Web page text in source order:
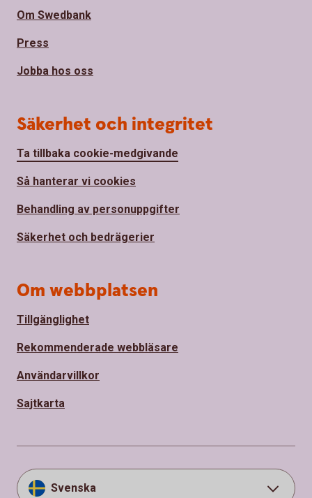
Om Swedbank
Press
Jobba hos oss
Säkerhet och integritet
Ta tillbaka cookie-medgivande
Så hanterar vi cookies
Behandling av personuppgifter
Säkerhet och bedrägerier
Om webbplatsen
Tillgänglighet
Rekommenderade webbläsare
Användarvillkor
Sajtkarta
Svenska